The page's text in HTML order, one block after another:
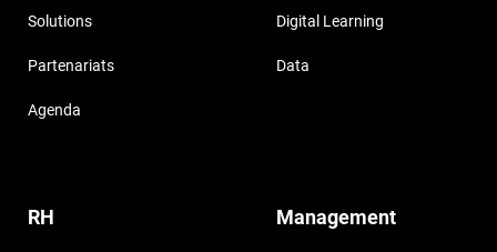
Solutions
Partenariats
Agenda
Digital Learning
Data
RH Management